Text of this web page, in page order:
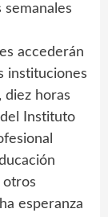
accederán
instituciones
diez horas
Instituto
otros
esperanza